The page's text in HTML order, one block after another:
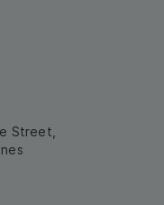
Street,